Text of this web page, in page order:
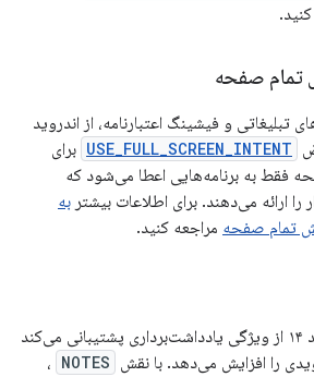
صفحه
تبلیغاتی و فیشینگ اعتبارنامه، از اندروید
USE_FULL_SCREEN_INTENT برای
فقط به برنامه‌هایی اعطا می‌شود که
ارائه می‌دهند. برای اطلاعات بیشتربه
تمام صفحهمراجعه کنید.
در اندروید ۱۴ از ویژگی یادداشت‌برداری پشتیبانی می‌کند
را افزایش می‌دهد. با نقش NOTES ،